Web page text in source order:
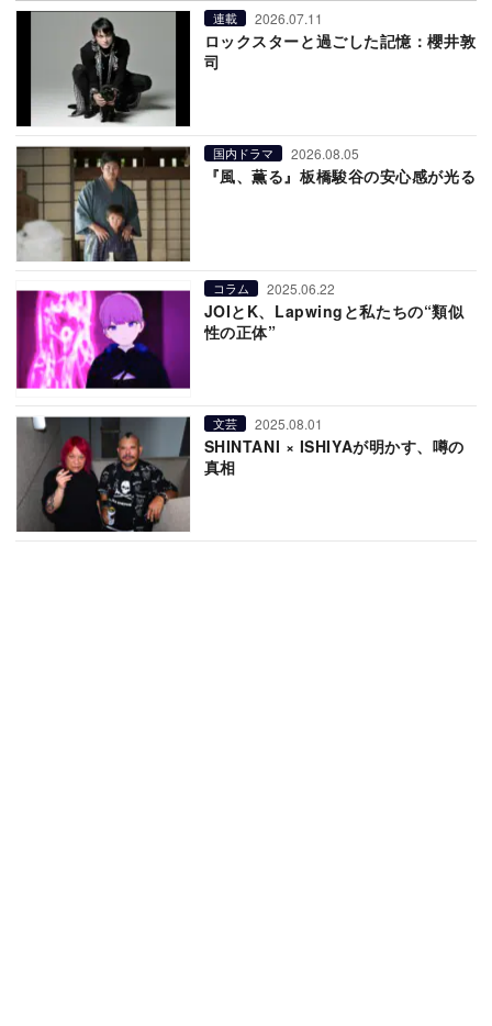
連載 2026.07.11
ロックスターと過ごした記憶：櫻井敦
司
国内ドラマ 2026.08.05
『風、薫る』板橋駿谷の安心感が光る
コラム 2025.06.22
JOIとK、Lapwingと私たちの“類似
性の正体”
文芸 2025.08.01
SHINTANI × ISHIYAが明かす、噂の
真相